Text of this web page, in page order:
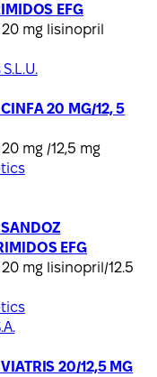
EFG
20 mg lisinopril
20 MG/12, 5
20 mg /12,5 mg
EFG
20 mg lisinopril/12.5
20/12,5 MG